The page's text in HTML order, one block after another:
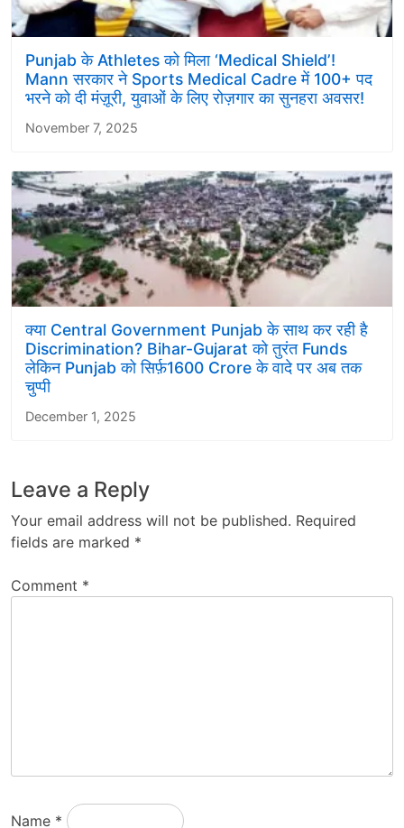
Punjab के Athletes को मिला ‘Medical Shield’!
Mann सरकार ने Sports Medical Cadre में 100+ पद
भरने को दी मंज़ूरी, युवाओं के लिए रोज़गार का सुनहरा अवसर!
November 7, 2025
क्या Central Government Punjab के साथ कर रही है
Discrimination? Bihar-Gujarat को तुरंत Funds
लेकिन Punjab को सिर्फ़1600 Crore के वादे पर अब तक
चुप्पी
December 1, 2025
Leave a Reply
Your email address will not be published. Required
fields are marked *
Comment *
Name *